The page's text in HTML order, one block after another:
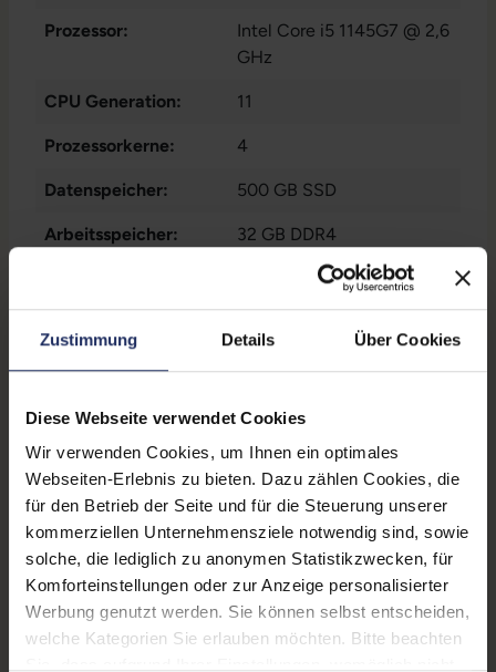
Zustimmung Details Über Cookies
Diese Webseite verwendet Cookies
Wir verwenden Cookies, um Ihnen ein optimales
Webseiten-Erlebnis zu bieten. Dazu zählen Cookies, die
für den Betrieb der Seite und für die Steuerung unserer
kommerziellen Unternehmensziele notwendig sind, sowie
solche, die lediglich zu anonymen Statistikzwecken, für
Komforteinstellungen oder zur Anzeige personalisierter
Werbung genutzt werden. Sie können selbst entscheiden,
welche Kategorien Sie erlauben möchten. Bitte beachten
Prozessor:
Intel Core i5 1145G7 @ 2,6
GHz
CPU Generation: 11
Prozessorkerne: 4
Datenspeicher: 500 GB SSD
Arbeitsspeicher: 32 GB DDR4
Fingerprintreader: Ja
Tastaturbeleuchtung: Nein
Betriebssystem: Windows 11 Professional
Schnittstellen:
1x Audio / Mikrofon - 3.5
mm Combo, 1x Bluetooth,
1x HDMI, 1x USB 3 Typ C ,
3x USB 3 Typ A
Mehr anzeigen
Tastaturlayout:
Deutsch (QWERTZ) mit
Ziffernblock